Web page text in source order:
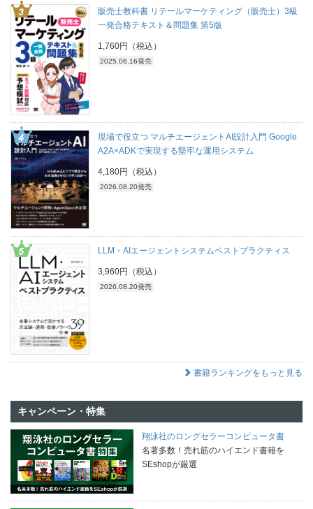
販売士教科書 リテールマーケティング（販売士）3級
一発合格テキスト＆問題集 第5版
1,760円（税込）
2025.06.16発売
現場で役立つ マルチエージェントAI設計入門 Google
A2A×ADKで実現する堅牢な運用システム
4,180円（税込）
2026.08.20発売
LLM・AIエージェントシステムベストプラクティス
3,960円（税込）
2026.08.20発売
書籍ランキングをもっと見る
キャンペーン・特集
翔泳社のロングセラーコンピュータ書
名著多数！売れ筋のハイエンド書籍を
SEshopが厳選